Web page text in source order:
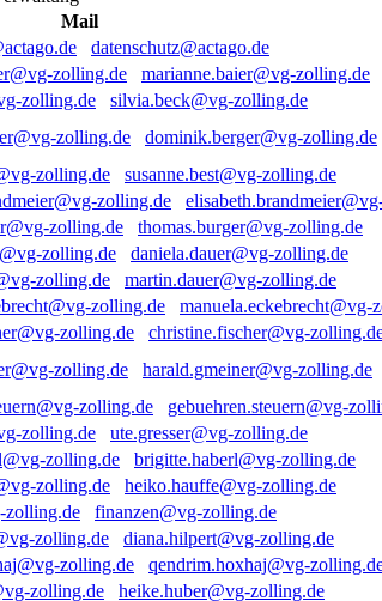
Mail
datenschutz@actago.de
marianne.baier@vg-zolling.de
silvia.beck@vg-zolling.de
dominik.berger@vg-zolling.de
susanne.best@vg-zolling.de
thomas.burger@vg-zolling.de
daniela.dauer@vg-zolling.de
martin.dauer@vg-zolling.de
manuela.eckebrecht@vg-
christine.fischer@vg-
harald.gmeiner@vg-zolling.de
gebuehren.steuern@vg-
ute.gresser@vg-zolling.de
brigitte.haberl@vg-zolling.de
heiko.hauffe@vg-zolling.de
finanzen@vg-zolling.de
diana.hilpert@vg-zolling.de
qendrim.hoxhaj@vg-
heike.huber@vg-zolling.de